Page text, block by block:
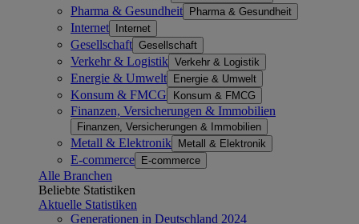
Pharma & Gesundheit Pharma & Gesundheit
Internet Internet
Gesellschaft Gesellschaft
Verkehr & Logistik Verkehr & Logistik
Energie & Umwelt Energie & Umwelt
Konsum & FMCG Konsum & FMCG
Finanzen, Versicherungen & Immobilien
Finanzen, Versicherungen & Immobilien
Metall & Elektronik Metall & Elektronik
E-commerce E-commerce
Alle Branchen
Beliebte Statistiken
Aktuelle Statistiken
Generationen in Deutschland 2024